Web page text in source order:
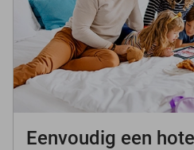
Eenvoudig een